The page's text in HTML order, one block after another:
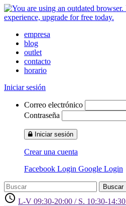
empresa
blog
outlet
contacto
horario
Iniciar sesión
Correo electrónico
Contraseña
Iniciar sesión
Crear una cuenta
Facebook Login Google Login
Buscar
access_time L-V 09:30-20:00 / S. 10:30-14:30